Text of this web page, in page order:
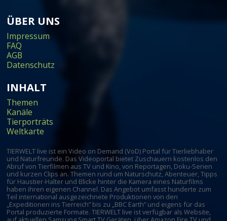
ÜBER UNS
Impressum
FAQ
AGB
Datenschutz
INHALT
Themen
Kanäle
Tierporträts
Weltkarte
TIERWELT live ist ein Video on Demand (VoD) Portal für Tierliebhaber
und Naturfreunde. Das Videoportal bietet Zuschauern kostenlos den
Abruf von Tierfilmen aus TV und Kino, von Reportagen, Doku-Serien
und kurzen Clips an. Themen rund um Naturschutz, Abenteuer, Tipps
für Haustier-Halter und Blicke hinter die Kamera eines Naturfilms
haben ihren eigenen Channel. Das Angebot umfasst hunderte zum
Teil international ausgezeichnete Produktionen von den
„Expeditionen ins Tierreich” bis zu „BBC Earth” und eigens für das
Portal produzierte Formate. TIERWELT live ist verfügbar als Website,